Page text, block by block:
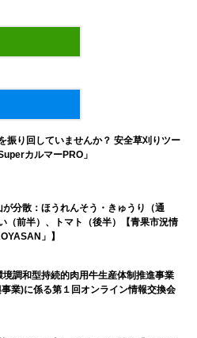
振り回していませんか？ 安全草刈りツー
カルマーPRO」
分散：ほうれんそう・きゅうり（通
（前半）、トマト（後半）【青果市況情
」】
調和型持続的肉用牛生産体制推進事業
業)に係る第１回オンライン情報交換会